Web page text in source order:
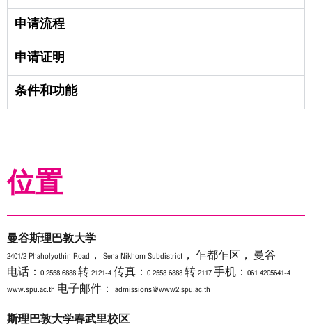
申请流程
申请证明
条件和功能
位置
曼谷斯理巴敦大学
2401/2 Phaholyothin Road， Sena Nikhom Subdistrict， 乍都乍区， 曼谷
电话：0 2558 6888 转 2121-4 传真：0 2558 6888 转 2117 手机：061 4205641-4
www.spu.ac.th 电子邮件： admissions@www2.spu.ac.th
斯理巴敦大学春武里校区